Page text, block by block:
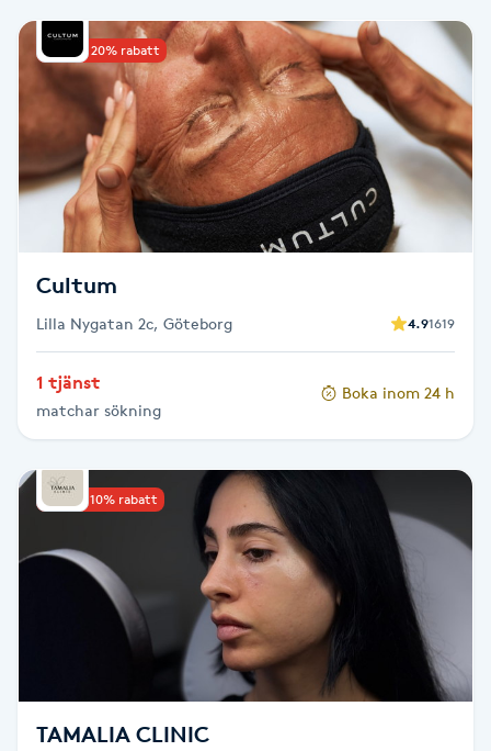
Babylights
Balayage
Bambumassage
Barber
Barnklippning
BIAB
Blowout
Bottenfärg
Brynfärgning
Upp till 20% rabatt
Cultum
Lilla Nygatan 2c, Göteborg 4.91619
1 tjänst
matchar sökning
Boka inom 24 h
Upp till 10% rabatt
TAMALIA CLINIC